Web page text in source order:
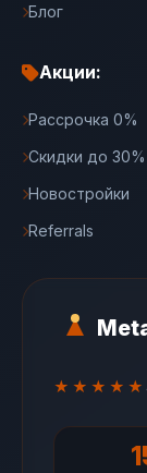
★★★★★
Блог
Акции:
Рассрочка 0%
Скидки до 30%
Новостройки
Referrals